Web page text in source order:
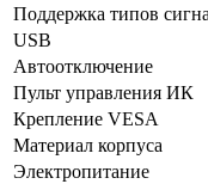
Поддержка типов
USB
Автоотключение
Пульт управления ИК
Крепление VESA
Материал корпуса
Электропитание